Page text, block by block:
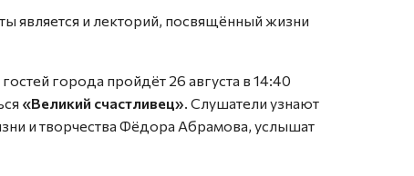
является и лекторий, посвящённый жизни
города пройдёт 26 августа в 14:40
«Великий счастливец». Слушатели узнают
и творчества Фёдора Абрамова, услышат